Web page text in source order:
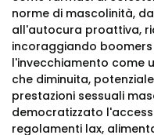
norme di mascolinità,
all'autocura proattiva,
incoraggiando boomers
l'invecchiamento come
che diminuita,
prestazioni sessuali
democratizzato
regolamenti lax,